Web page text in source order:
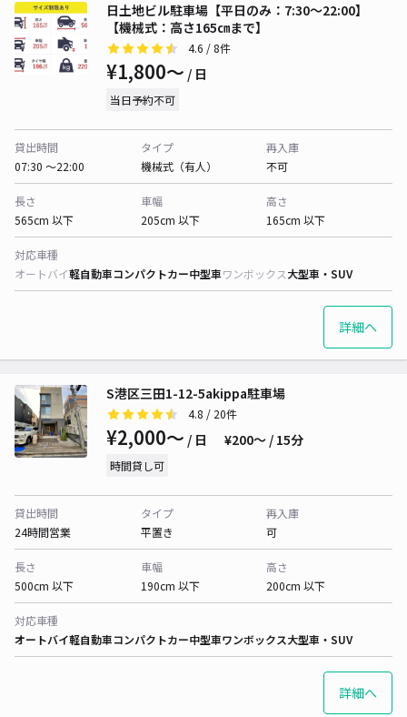
日土地ビル駐車場【平日のみ：7:30～22:00】
【機械式：高さ165㎝まで】
4.6 / 8件
¥1,800〜 / 日
当日予約不可
貸出時間
07:30 〜22:00
タイプ
機械式（有人）
再入庫
不可
長さ
565cm 以下
車幅
205cm 以下
高さ
165cm 以下
対応車種
オートバイ軽自動車コンパクトカー中型車ワンボックス大型車・SUV
詳細へ
S港区三田1-12-5akippa駐車場
4.8 / 20件
¥2,000〜 / 日 ¥200〜 / 15分
時間貸し可
貸出時間
24時間営業
タイプ
平置き
再入庫
可
長さ
500cm 以下
車幅
190cm 以下
高さ
200cm 以下
対応車種
オートバイ軽自動車コンパクトカー中型車ワンボックス大型車・SUV
詳細へ